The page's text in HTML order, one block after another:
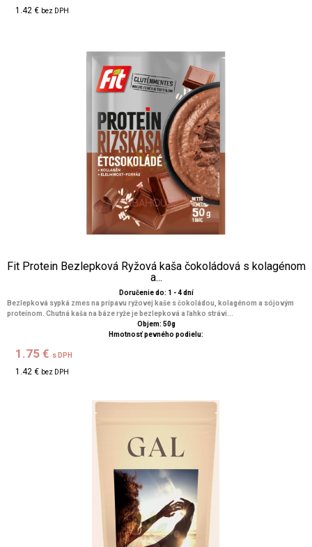
1.42 € bez DPH
Fit Protein Bezlepková Ryžová kaša čokoládová s kolagénom
a...
Doručenie do: 1 - 4 dní
Bezlepková sypká zmes na prípavu ryžovej kaše s čokoládou, kolagénom a sójovým
proteínom. Chutná kaša na báze ryže je bezlepková a ľahko strávi...
Objem: 50g
Hmotnosť pevného podielu:
1.75 € s DPH
1.42 € bez DPH